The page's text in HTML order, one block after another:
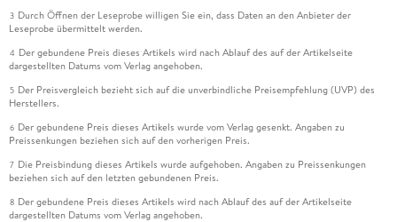
3 Durch Öffnen der Leseprobe willigen Sie ein, dass Daten an den Anbieter der
Leseprobe übermittelt werden.
4 Der gebundene Preis dieses Artikels wird nach Ablauf des auf der Artikelseite
dargestellten Datums vom Verlag angehoben.
5 Der Preisvergleich bezieht sich auf die unverbindliche Preisempfehlung (UVP) des
Herstellers.
6 Der gebundene Preis dieses Artikels wurde vom Verlag gesenkt. Angaben zu
Preissenkungen beziehen sich auf den vorherigen Preis.
7 Die Preisbindung dieses Artikels wurde aufgehoben. Angaben zu Preissenkungen
beziehen sich auf den letzten gebundenen Preis.
8 Der gebundene Preis dieses Artikels wird nach Ablauf des auf der Artikelseite
dargestellten Datums vom Verlag angehoben.